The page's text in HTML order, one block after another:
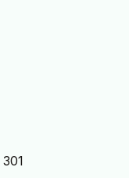
301